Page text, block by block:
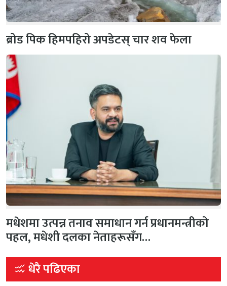
ब्रोड पिक हिमपहिरो अपडेटस् चार शव फेला
मधेशमा उत्पन्न तनाव समाधान गर्न प्रधानमन्त्रीको
पहल, मधेशी दलका नेताहरूसँग…
धेरै पढिएका